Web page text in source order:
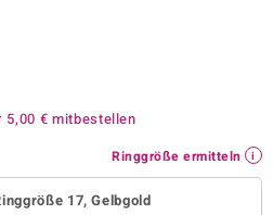
5,00 € mitbestellen
Ringgröße ermitteln
17, Gelbgold